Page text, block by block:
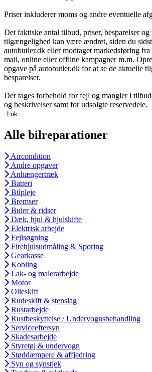
Priser inkluderer moms og andre eventuelle
Det faktiske antal tilbud, priser, besparelser
tilgængelighed kan være ændret, siden du
autobutler.dk eller modtaget markedsføring
mail, online eller offline kampagner m.m.
opgave på autobutler.dk for at se de aktuelle
besparelser.
Der tages forbehold for fejl og mangler i
og beskrivelser samt for udsolgte reservedele.
Luk
Alle bilreparationer
Aircondition
Andre opgaver
Anhængertræk
Batteri
Bilpleje
Bremser
Buler & ridser
Dæk, hjul & hjulskifte
Elektrisk arbejde
Fejlsøgning
Firehjulsudmåling & Sporing
Gearkasse
Kobling
Lak- og malerarbejde
Motor
Olieskift
Rudeskift & stenslag
Rustarbejde
Rustbeskyttelse / Undervognsbehandling
Serviceeftersyn
Skadesarbejde
Styretøj & undervogn
Støddæmpere & affjedring
Syn og synstjek